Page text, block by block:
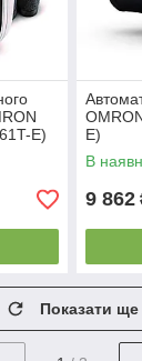
E)
E)
В
9 862
Показати ще